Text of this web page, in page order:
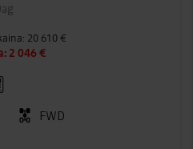
20 610 €
2 046 €
FWD